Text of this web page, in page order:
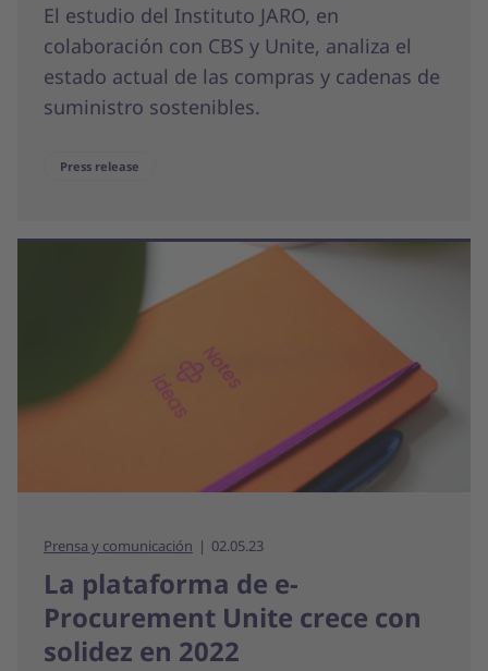
El estudio del Instituto JARO, en
colaboración con CBS y Unite, analiza el
estado actual de las compras y cadenas de
suministro sostenibles.
Press release
Prensa y comunicación 02.05.23
La plataforma de e-
Procurement Unite crece con
solidez en 2022